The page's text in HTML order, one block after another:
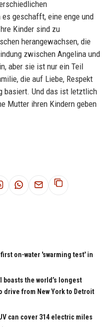
geschafft, eine enge und
Kinder sind zu
herangewachsen, die
zwischen Angelina und
aber sie ist nur ein Teil
die auf Liebe, Respekt
basiert. Und das ist letztlich
Mutter ihren Kindern geben
on-water 'swarming test' in
boasts the world’s longest
from New York to Detroit
can cover 314 electric miles